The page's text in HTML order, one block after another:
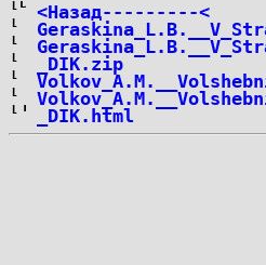
<Назад---------<
_DIK.zip
_DIK.html